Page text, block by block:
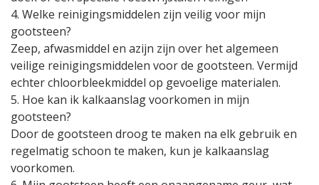
4. Welke reinigingsmiddelen zijn veilig voor mijn
gootsteen?
Zeep, afwasmiddel en azijn zijn over het algemeen
veilige reinigingsmiddelen voor de gootsteen. Vermijd
echter chloorbleekmiddel op gevoelige materialen.
5. Hoe kan ik kalkaanslag voorkomen in mijn
gootsteen?
Door de gootsteen droog te maken na elk gebruik en
regelmatig schoon te maken, kun je kalkaanslag
voorkomen.